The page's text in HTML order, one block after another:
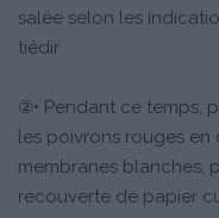
salée selon les
tiédir.
②• Pendant ce temps,
les poivrons rouges en
membranes blanches,
recouverte de papier